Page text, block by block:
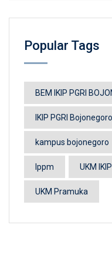
Popular Tags
BEM IKIP PGRI
IKIP PGRI Bojonegoro
kampus bojonegoro
lppm UKM
UKM Pramuka